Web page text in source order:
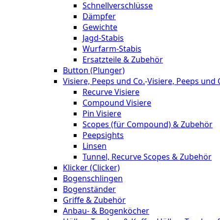
Schnellverschlüsse
Dämpfer
Gewichte
Jagd-Stabis
Wurfarm-Stabis
Ersatzteile & Zubehör
Button (Plunger)
Visiere, Peeps und Co.-Visiere, Peeps und
Recurve Visiere
Compound Visiere
Pin Visiere
Scopes (für Compound) & Zubehör
Peepsights
Linsen
Tunnel, Recurve Scopes & Zubehör
Klicker (Clicker)
Bogenschlingen
Bogenständer
Griffe & Zubehör
Anbau- & Bogenköcher